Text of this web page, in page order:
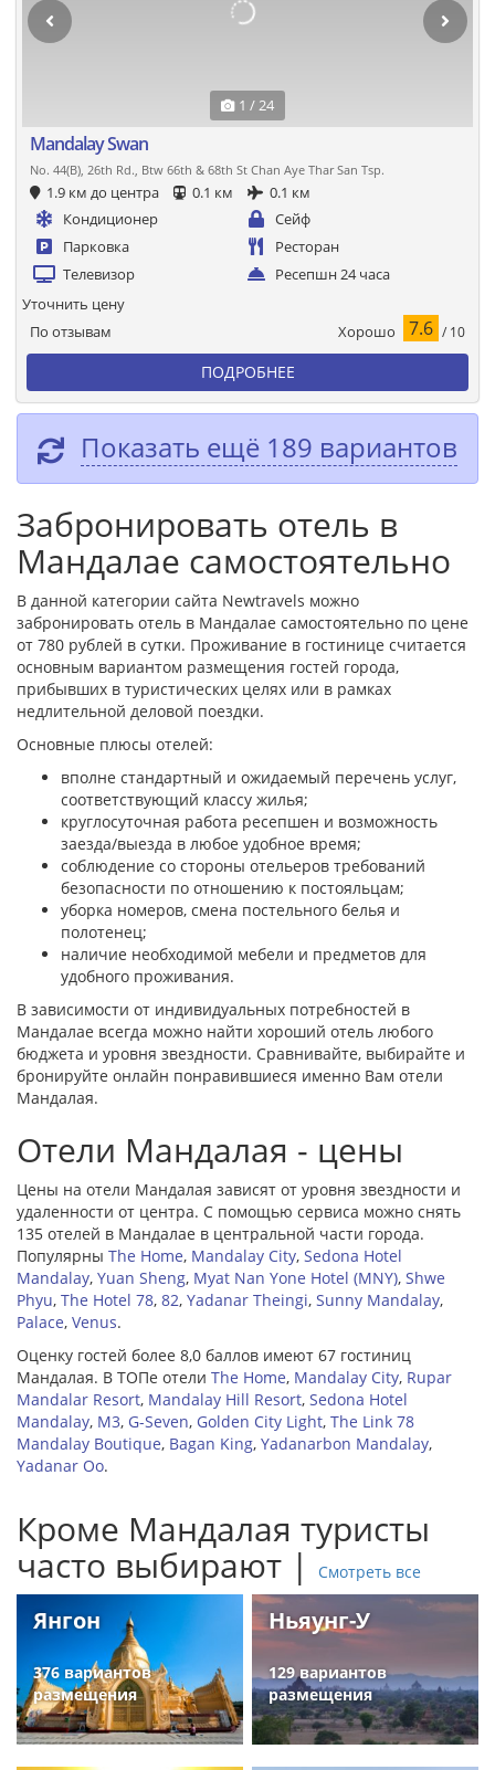
1 / 24
Mandalay Swan
No. 44(B), 26th Rd., Btw 66th & 68th St Chan Aye Thar San Tsp.
1.9 км до центра 0.1 км
0.1 км
Кондиционер
Сейф
Парковка
Ресторан
Телевизор
Ресепшн 24 часа
По отзывам Хорошо 7.6 / 10
Уточнить цену
ПОДРОБНЕЕ
Показать ещё 189 вариантов
Забронировать отель в
Мандалае самостоятельно
В данной категории сайта Newtravels можно
забронировать отель в Мандалае самостоятельно по цене
от 780 рублей в сутки. Проживание в гостинице считается
основным вариантом размещения гостей города,
прибывших в туристических целях или в рамках
недлительной деловой поездки.
Основные плюсы отелей:
вполне стандартный и ожидаемый перечень услуг,
соответствующий классу жилья;
круглосуточная работа ресепшен и возможность
заезда/выезда в любое удобное время;
соблюдение со стороны отельеров требований
безопасности по отношению к постояльцам;
уборка номеров, смена постельного белья и
полотенец;
наличие необходимой мебели и предметов для
удобного проживания.
В зависимости от индивидуальных потребностей в
Мандалае всегда можно найти хороший отель любого
бюджета и уровня звездности. Сравнивайте, выбирайте и
бронируйте онлайн понравившиеся именно Вам отели
Мандалая.
Отели Мандалая - цены
Цены на отели Мандалая зависят от уровня звездности и
удаленности от центра. С помощью сервиса можно снять
135 отелей в Мандалае в центральной части города.
Популярны The Home, Mandalay City, Sedona Hotel
Mandalay, Yuan Sheng, Myat Nan Yone Hotel (MNY), Shwe
Phyu, The Hotel 78, 82, Yadanar Theingi, Sunny Mandalay,
Palace, Venus.
Оценку гостей более 8,0 баллов имеют 67 гостиниц
Мандалая. В ТОПе отели The Home, Mandalay City, Rupar
Mandalar Resort, Mandalay Hill Resort, Sedona Hotel
Mandalay, M3, G-Seven, Golden City Light, The Link 78
Mandalay Boutique, Bagan King, Yadanarbon Mandalay,
Yadanar Oo.
Кроме Мандалая туристы
часто выбирают |Смотреть все
Янгон
376 вариантов
размещения
Ньяунг-У
129 вариантов
размещения